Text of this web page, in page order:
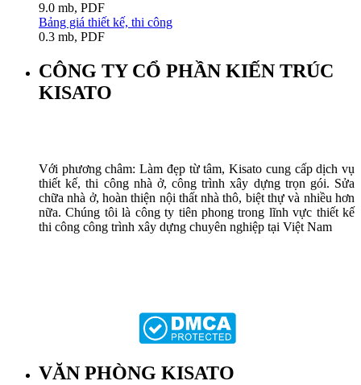
9.0 mb, PDF
Bảng giá thiết kế, thi công
0.3 mb, PDF
CÔNG TY CỔ PHẦN KIẾN TRÚC
KISATO
Với phương châm: Làm đẹp từ tâm, Kisato cung cấp dịch vụ
thiết kế, thi công nhà ở, công trình xây dựng trọn gói. Sửa
chữa nhà ở, hoàn thiện nội thất nhà thô, biệt thự và nhiều hơn
nữa. Chúng tôi là công ty tiên phong trong lĩnh vực thiết kế
thi công công trình xây dựng chuyên nghiệp tại Việt Nam
VĂN PHÒNG KISATO